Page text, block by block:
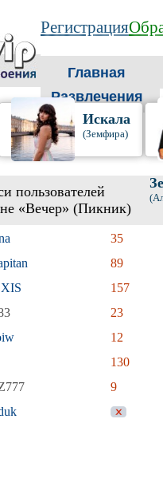
Регистрация
Главная
Развлечения
Искала
(Земфира)
пользователей
«Вечер» (Пикник)
35
89
157
23
12
130
9